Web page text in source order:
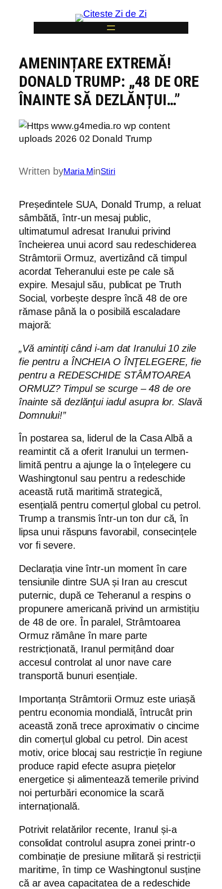
content
AMENINȚARE EXTREMĂ!
DONALD TRUMP: „48 DE ORE
ÎNAINTE SĂ DEZLĂNȚUI…”
Written byMaria MinStiri
Președintele SUA, Donald Trump, a reluat
sâmbătă, într-un mesaj public,
ultimatumul adresat Iranului privind
încheierea unui acord sau redeschiderea
Strâmtorii Ormuz, avertizând că timpul
acordat Teheranului este pe cale să
expire. Mesajul său, publicat pe Truth
Social, vorbește despre încă 48 de ore
rămase până la o posibilă escaladare
majoră:
„Vă amintiţi când i-am dat Iranului 10 zile
fie pentru a ÎNCHEIA O ÎNŢELEGERE, fie
pentru a REDESCHIDE STÂMTOAREA
ORMUZ? Timpul se scurge – 48 de ore
înainte să dezlănţui iadul asupra lor. Slavă
Domnului!”
În postarea sa, liderul de la Casa Albă a
reamintit că a oferit Iranului un termen-
limită pentru a ajunge la o înțelegere cu
Washingtonul sau pentru a redeschide
această rută maritimă strategică,
esențială pentru comerțul global cu petrol.
Trump a transmis într-un ton dur că, în
lipsa unui răspuns favorabil, consecințele
vor fi severe.
Declarația vine într-un moment în care
tensiunile dintre SUA și Iran au crescut
puternic, după ce Teheranul a respins o
propunere americană privind un armistițiu
de 48 de ore. În paralel, Strâmtoarea
Ormuz rămâne în mare parte
restricționată, Iranul permițând doar
accesul controlat al unor nave care
transportă bunuri esențiale.
Importanța Strâmtorii Ormuz este uriașă
pentru economia mondială, întrucât prin
această zonă trece aproximativ o cincime
din comerțul global cu petrol. Din acest
motiv, orice blocaj sau restricție în regiune
produce rapid efecte asupra piețelor
energetice și alimentează temerile privind
noi perturbări economice la scară
internațională.
Potrivit relatărilor recente, Iranul și-a
consolidat controlul asupra zonei printr-o
combinație de presiune militară și restricții
maritime, în timp ce Washingtonul susține
că ar avea capacitatea de a redeschide
6